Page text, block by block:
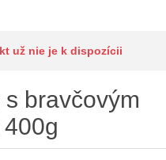
už nie je k dispozícii
bravčovým